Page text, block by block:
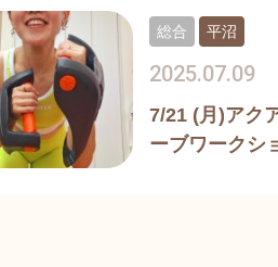
7/21 (月)アク
ーブワークシ
2025.07.09
総合 平沼